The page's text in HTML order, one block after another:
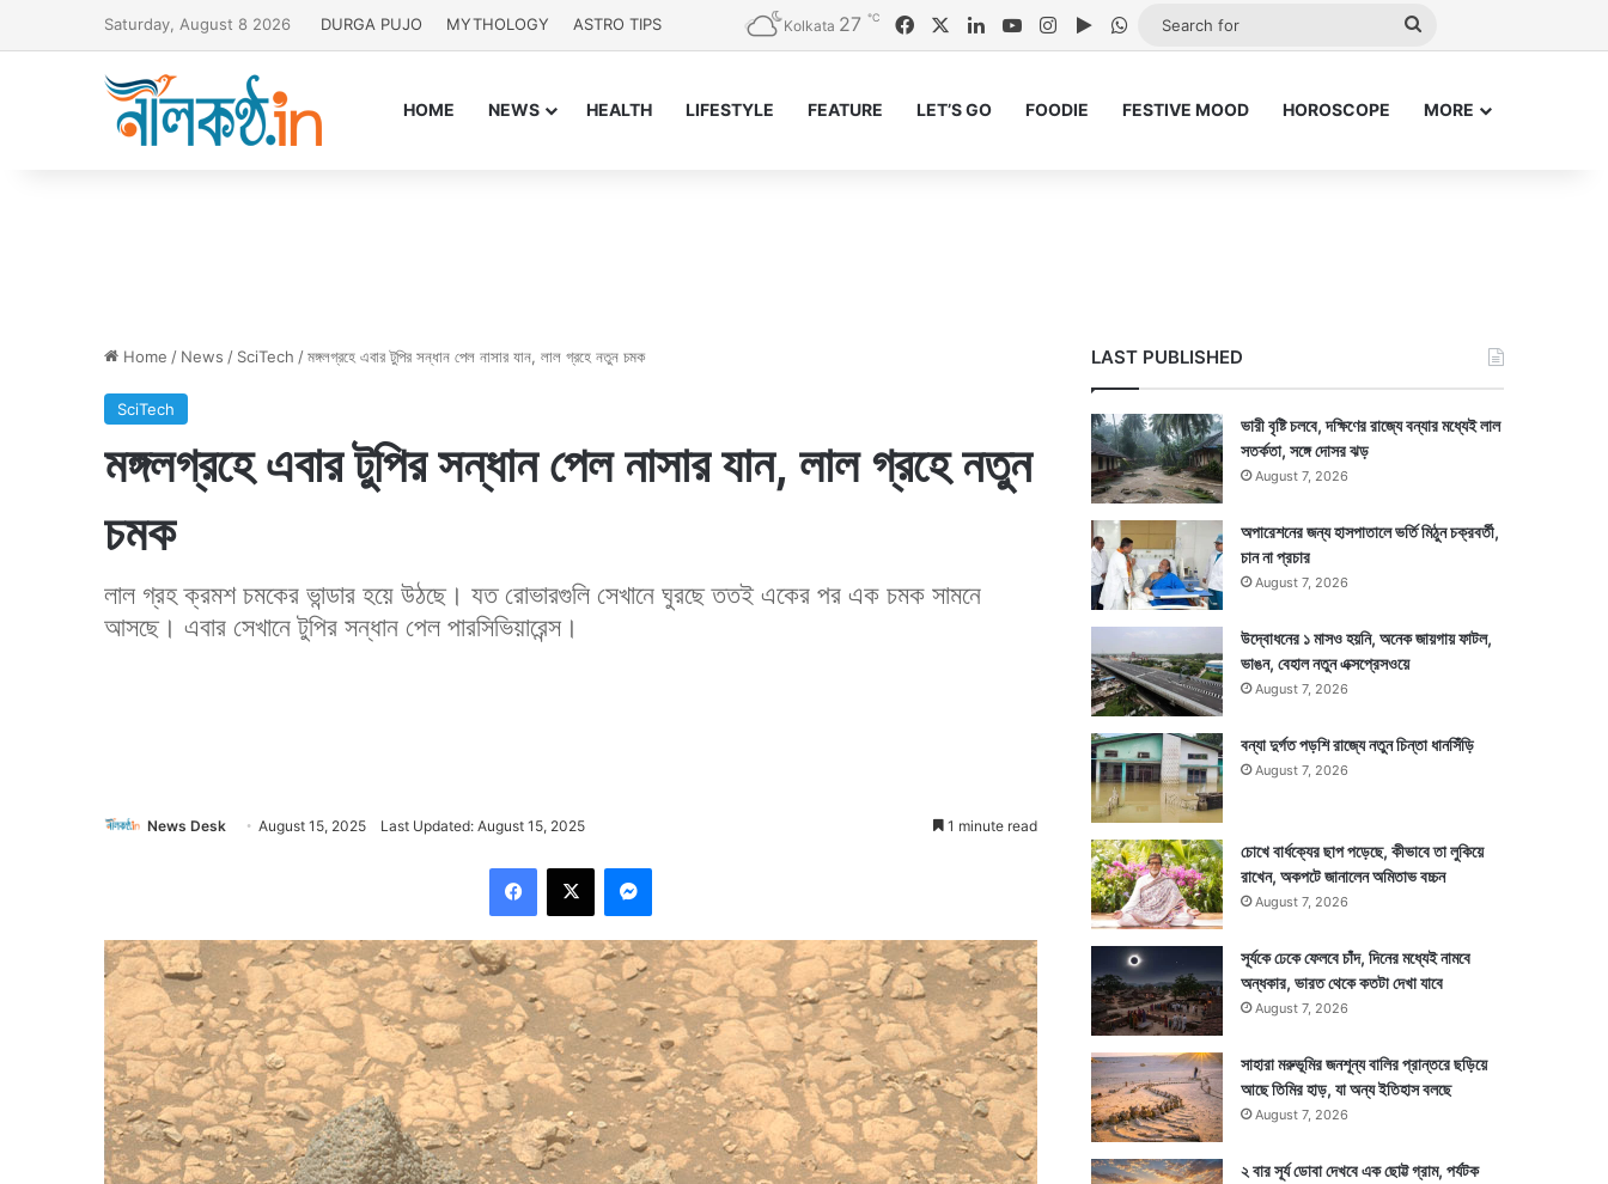
Saturday, August 8 2026 DURGA PUJO MYTHOLOGY ASTRO TIPS Kolkata 27 ℃ FacebookLinkedInYouTubeInstagram
Google Play
WhatsApp
HOME NEWS HEALTH LIFESTYLE FEATURE LET’S GO FOODIE FESTIVE MOOD HOROSCOPE MORE
Home / News / SciTech /মঙ্গলগ্রহে এবার টুপির সন্ধান পেল নাসার যান, লাল গ্রহে নতুন চমক
SciTech
মঙ্গলগ্রহে এবার টুপির সন্ধান পেল নাসার যান, লাল গ্রহে নতুন
চমক
লাল গ্রহ ক্রমশ চমকের ভান্ডার হয়ে উঠছে। যত রোভারগুলি সেখানে ঘুরছে ততই একের পর এক চমক সামনে
আসছে। এবার সেখানে টুপির সন্ধান পেল পারসিভিয়ারেন্স।
News Desk August 15, 2025 Last Updated: August 15, 2025 1 minute read
LAST PUBLISHED
ভারী বৃষ্টি চলবে, দক্ষিণের রাজ্যে বন্যার মধ্যেই লাল
সতর্কতা, সঙ্গে দোসর ঝড়
August 7, 2026
অপারেশনের জন্য হাসপাতালে ভর্তি মিঠুন চক্রবর্তী,
চান না প্রচার
August 7, 2026
উদ্বোধনের ১ মাসও হয়নি, অনেক জায়গায় ফাটল,
ভাঙন, বেহাল নতুন এক্সপ্রেসওয়ে
August 7, 2026
বন্যা দুর্গত পড়শি রাজ্যে নতুন চিন্তা ধানসিঁড়ি
August 7, 2026
চোখে বার্ধক্যের ছাপ পড়েছে, কীভাবে তা লুকিয়ে
রাখেন, অকপটে জানালেন অমিতাভ বচ্চন
August 7, 2026
সূর্যকে ঢেকে ফেলবে চাঁদ, দিনের মধ্যেই নামবে
অন্ধকার, ভারত থেকে কতটা দেখা যাবে
August 7, 2026
সাহারা মরুভূমির জনশূন্য বালির প্রান্তরে ছড়িয়ে
আছে তিমির হাড়, যা অন্য ইতিহাস বলছে
August 7, 2026
২ বার সূর্য ডোবা দেখবে এক ছোট্ট গ্রাম, পর্যটক